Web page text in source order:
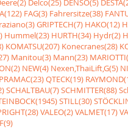
Delco(25) DENSO(5)
FAG(3) Fahrersitze(38)
GRIPTECH(7) HAKO(12)
Hummel(23) HURTH(34) Hydr(2)
KOMATSU(207) Konecranes(28)
Manitou(3) Mann(23)
NEW(4) Nexen,ThaiLift,G(5)
PRAMAC(23)QTECK(19)
SCHALTBAU(7)SCHMITTER(88)
STILL(30)
VALEO(2)VALMET(17)